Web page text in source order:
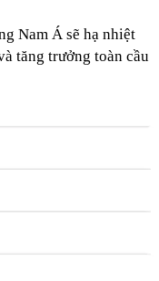
Nam Á sẽ hạ nhiệt
tăng trưởng toàn cầu